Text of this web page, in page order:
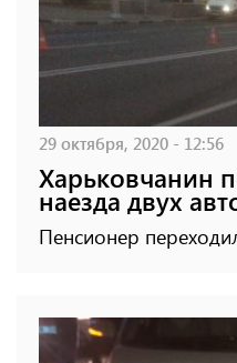
29 октября, 2020 - 12:56
Харьковчанин
наезда двух
Пенсионер